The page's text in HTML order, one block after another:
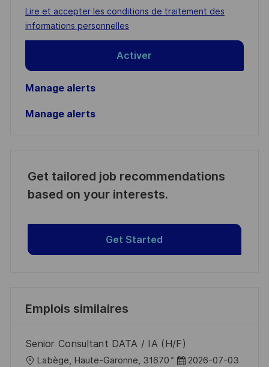
address
(Required)
Required
Lire et accepter les conditions de traitement des
informations personnelles
Activer
Manage alerts
Manage alerts
Get tailored job recommendations
based on your interests.
Get Started
Emplois similaires
Senior Consultant DATA / IA (H/F)
Labège, Haute-Garonne, 31670
D 2026-07-03